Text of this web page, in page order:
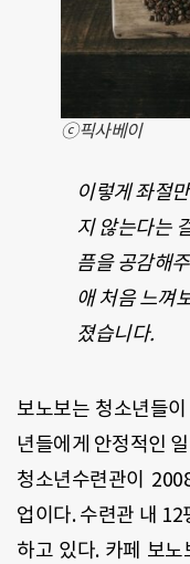
ⓒ픽사베이
이렇게 좌절
지 않는다는
픔을 공감해
애 처음 느껴
졌습니다.
보노보는 청소년들
년들에게 안정적인
청소년수련관이
업이다. 수련관 내
하고 있다. 카페 보